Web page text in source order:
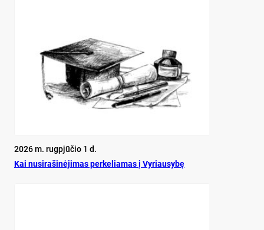
2026 m. rugpjūčio 1 d.
Kai nu­si­ra­ši­nė­ji­mas per­ke­lia­mas į Vy­riau­sy­bę